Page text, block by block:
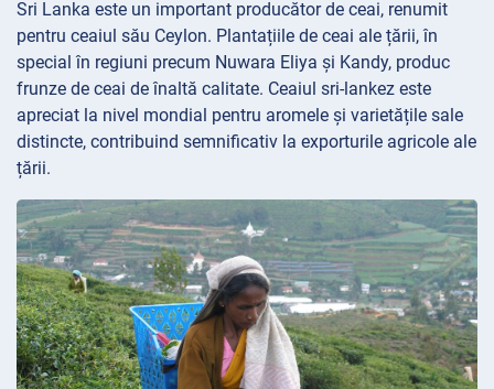
Sri Lanka este un important producător de ceai, renumit
pentru ceaiul său Ceylon. Plantațiile de ceai ale țării, în
special în regiuni precum Nuwara Eliya și Kandy, produc
frunze de ceai de înaltă calitate. Ceaiul sri-lankez este
apreciat la nivel mondial pentru aromele și varietățile sale
distincte, contribuind semnificativ la exporturile agricole ale
țării.